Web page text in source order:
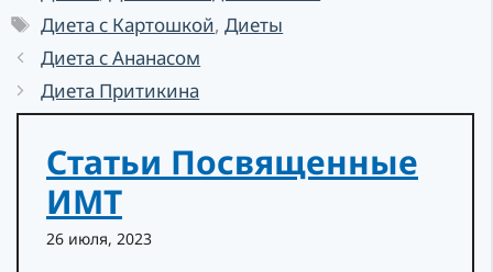
Метки
Диета с Картошкой,Диеты
Диета с Ананасом
Диета Притикина
Статьи Посвященные
ИМТ
26 июля, 2023